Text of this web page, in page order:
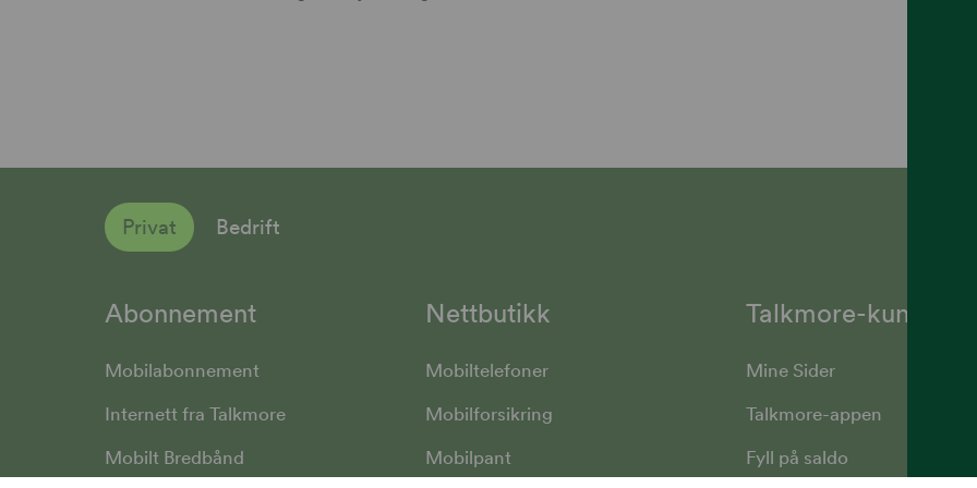
Privat Bedrift
Abonnement
Mobilabonnement
Internett fra Talkmore
Mobilt Bredbånd
Nettbutikk
Mobiltelefoner
Mobilforsikring
Mobilpant
Talkmore-kunder
Mine Sider
Talkmore-appen
Fyll på saldo